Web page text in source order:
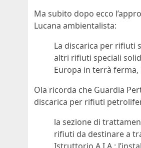
Ma subito dopo ecco
Lucana ambientalista:
La discarica per rifiuti
altri rifiuti speciali
Europa in terrà
Ola ricorda che Guardia
discarica per rifiuti
la sezione di
rifiuti da destinare a